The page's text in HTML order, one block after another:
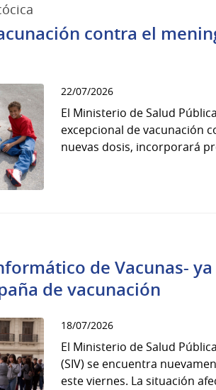
contra el
22/07/2026
El Ministerio de Salud
excepcional de vacunación
nuevas dosis, incorporará
de Vacunas-
de vacunación
18/07/2026
El Ministerio de Salud
(SIV) se encuentra
este viernes. La situación